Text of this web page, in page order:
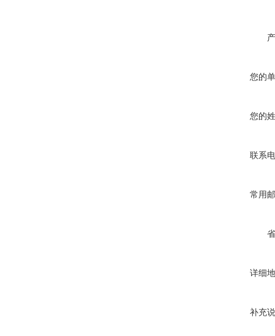
您的
您的
联系
常用
详细
补充